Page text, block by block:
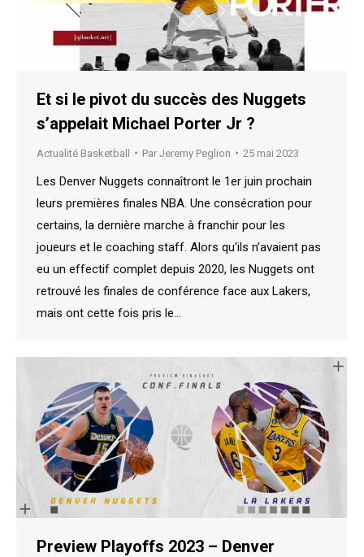
Et si le pivot du succès des Nuggets
s’appelait Michael Porter Jr ?
Actualité Basketball Par Jeremy Peglion 25 mai 2023
Les Denver Nuggets connaîtront le 1er juin prochain
leurs premières finales NBA. Une consécration pour
certains, la dernière marche à franchir pour les
joueurs et le coaching staff. Alors qu’ils n’avaient pas
eu un effectif complet depuis 2020, les Nuggets ont
retrouvé les finales de conférence face aux Lakers,
mais ont cette fois pris le…
Preview Playoffs 2023 – Denver